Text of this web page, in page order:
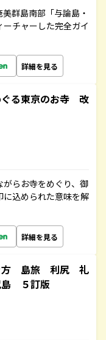
群島南部「与論島・
チャーした完全ガイ
詳細を見る
る東京のお寺 改
らお寺をめぐり、御
込められた意味を解
詳細を見る
方 島旅 利尻 礼
５訂版